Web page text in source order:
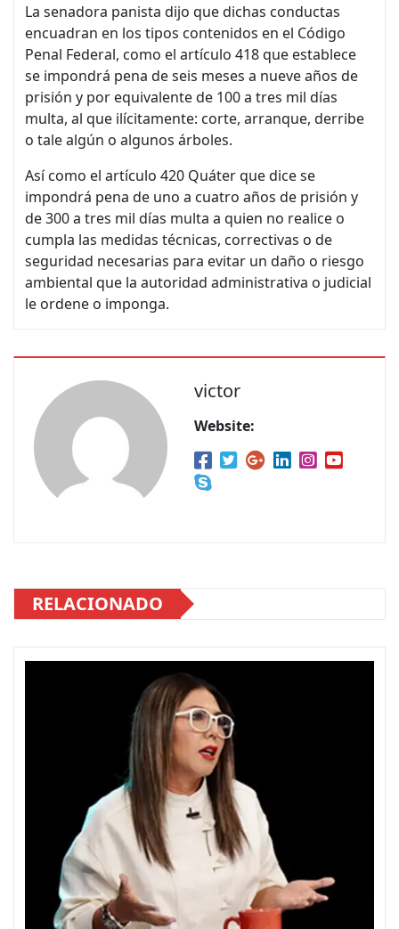
La senadora panista dijo que dichas conductas
encuadran en los tipos contenidos en el Código
Penal Federal, como el artículo 418 que establece
se impondrá pena de seis meses a nueve años de
prisión y por equivalente de 100 a tres mil días
multa, al que ilícitamente: corte, arranque, derribe
o tale algún o algunos árboles.
Así como el artículo 420 Quáter que dice se
impondrá pena de uno a cuatro años de prisión y
de 300 a tres mil días multa a quien no realice o
cumpla las medidas técnicas, correctivas o de
seguridad necesarias para evitar un daño o riesgo
ambiental que la autoridad administrativa o judicial
le ordene o imponga.
victor
Website:
RELACIONADO